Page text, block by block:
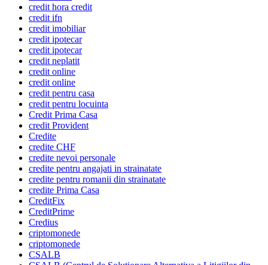
credit hora credit
credit ifn
credit imobiliar
credit ipotecar
credit ipotecar
credit neplatit
credit online
credit online
credit pentru casa
credit pentru locuinta
Credit Prima Casa
credit Provident
Credite
credite CHF
credite nevoi personale
credite pentru angajati in strainatate
credite pentru romanii din strainatate
credite Prima Casa
CreditFix
CreditPrime
Credius
criptomonede
criptomonede
CSALB